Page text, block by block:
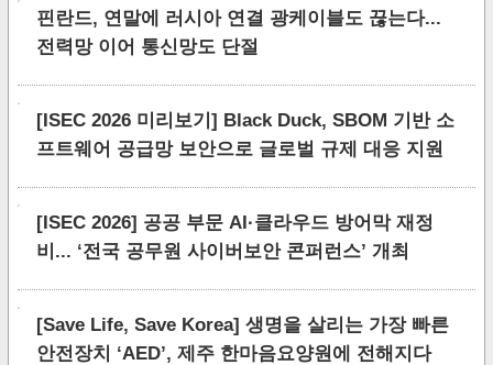
핀란드, 연말에 러시아 연결 광케이블도 끊는다...
전력망 이어 통신망도 단절
[ISEC 2026 미리보기] Black Duck, SBOM 기반 소
프트웨어 공급망 보안으로 글로벌 규제 대응 지원
[ISEC 2026] 공공 부문 AI·클라우드 방어막 재정
비... ‘전국 공무원 사이버보안 콘퍼런스’ 개최
[Save Life, Save Korea] 생명을 살리는 가장 빠른
안전장치 ‘AED’, 제주 한마음요양원에 전해지다